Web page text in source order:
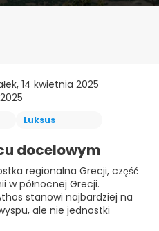
14 kwietnia 2025
Luksus
docelowym
regionalna Grecji, część
w północnej Grecji.
stanowi najbardziej na
ale nie jednostki